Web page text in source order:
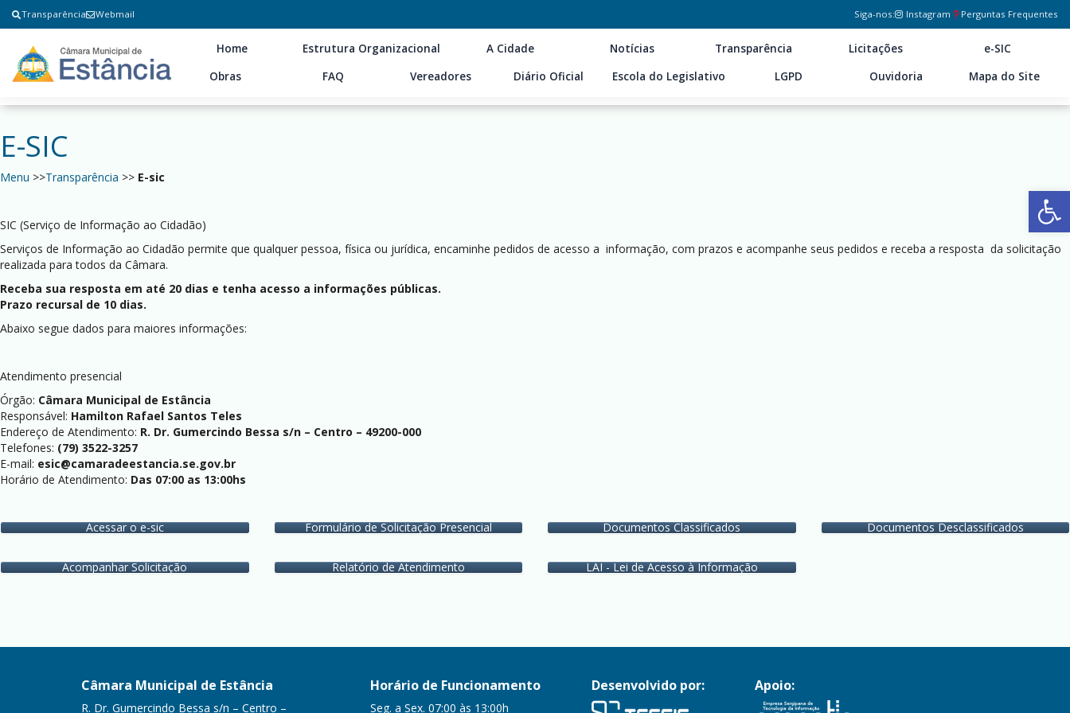
Transparência Webmail Siga-nos: Instagram Perguntas Frequentes
Home Estrutura Organizacional A Cidade Notícias Transparência Licitações
e-SIC
Obras
FAQ Vereadores Diário Oficial Escola do Legislativo LGPD Ouvidoria Mapa do Site
E-SIC
Menu >>Transparência >> E-sic
SIC (Serviço de Informação ao Cidadão)
Serviços de Informação ao Cidadão permite que qualquer pessoa, física ou jurídica, encaminhe pedidos de acesso a informação, com prazos e acompanhe seus pedidos e receba a resposta da solicitação
realizada para todos da Câmara.
Receba sua resposta em até 20 dias e tenha acesso a informações públicas.
Prazo recursal de 10 dias.
Abaixo segue dados para maiores informações:
Atendimento presencial
Órgão: Câmara Municipal de Estância
Responsável: Hamilton Rafael Santos Teles
Endereço de Atendimento: R. Dr. Gumercindo Bessa s/n – Centro – 49200-000
Telefones: (79) 3522-3257
E-mail: esic@camaradeestancia.se.gov.br
Horário de Atendimento: Das 07:00 as 13:00hs
Acessar o e-sic
Acompanhar Solicitação
Formulário de Solicitação Presencial
Relatório de Atendimento
Documentos Classificados
LAI - Lei de Acesso à Informação
Documentos Desclassificados
Câmara Municipal de Estância
R. Dr. Gumercindo Bessa s/n – Centro –
Horário de Funcionamento
Seg. a Sex. 07:00 às 13:00h
Desenvolvido por: Apoio: